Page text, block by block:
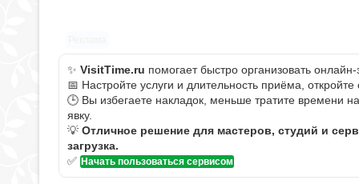
✨ VisitTime.ru помогает быстро организовать
📅 Настройте услуги и длительность приёма,
🕒 Вы избегаете накладок, меньше тратите времени
явку.
💡 Отличное решение для мастеров, студий и
загрузка.
✅ Начать пользоваться сервисом